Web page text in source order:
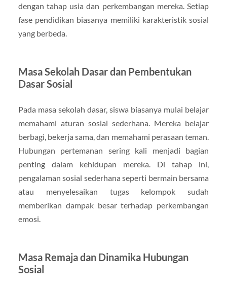
dengan tahap usia dan perkembangan mereka. Setiap
fase pendidikan biasanya memiliki karakteristik sosial
yang berbeda.
Masa Sekolah Dasar dan Pembentukan
Dasar Sosial
Pada masa sekolah dasar, siswa biasanya mulai belajar
memahami aturan sosial sederhana. Mereka belajar
berbagi, bekerja sama, dan memahami perasaan teman.
Hubungan pertemanan sering kali menjadi bagian
penting dalam kehidupan mereka. Di tahap ini,
pengalaman sosial sederhana seperti bermain bersama
atau menyelesaikan tugas kelompok sudah
memberikan dampak besar terhadap perkembangan
emosi.
Masa Remaja dan Dinamika Hubungan
Sosial